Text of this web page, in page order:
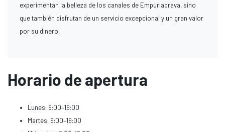
experimentan la belleza de los canales de Empuriabrava, sino
que también disfrutan de un servicio excepcional y un gran valor
por su dinero.
Horario de apertura
Lunes: 9:00–19:00
Martes: 9:00–19:00